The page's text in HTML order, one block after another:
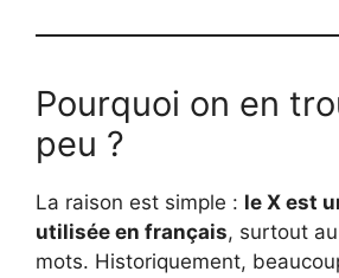
Pourquoi on en
peu ?
La raison est simple : le X est
utilisée en français, surtout
mots. Historiquement,